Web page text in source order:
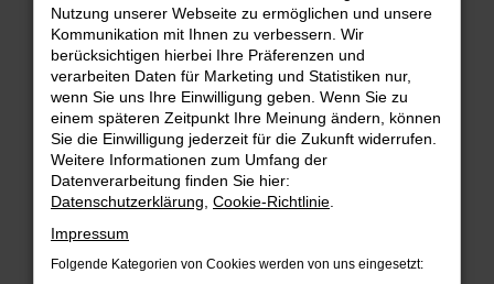
FEHLER: NETWORK ERROR
Beim Laden ist ein Fehler aufgetreten.
Hier sind ein paar Tipps, die dir helfen können:
Überprüfe deine Firewall und deine
Internetverbindung.
Laden andere Webseiten, zum Beispiel deine
Suchmaschine?
Prüfe deine Browsererweiterungen.
Nutzung unserer Webseite zu ermöglichen und unsere
Kommunikation mit Ihnen zu verbessern. Wir
berücksichtigen hierbei Ihre Präferenzen und
verarbeiten Daten für Marketing und Statistiken nur,
wenn Sie uns Ihre Einwilligung geben. Wenn Sie zu
einem späteren Zeitpunkt Ihre Meinung ändern, können
Sie die Einwilligung jederzeit für die Zukunft widerrufen.
Weitere Informationen zum Umfang der
Datenverarbeitung finden Sie hier:
Datenschutzerklärung Cookie-Richtlinie
Impressum
Folgende Kategorien von Cookies werden von uns eingesetzt: